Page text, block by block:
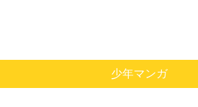
少年マンガ